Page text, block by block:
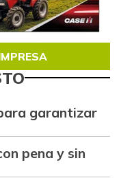
garantizar
pena y sin